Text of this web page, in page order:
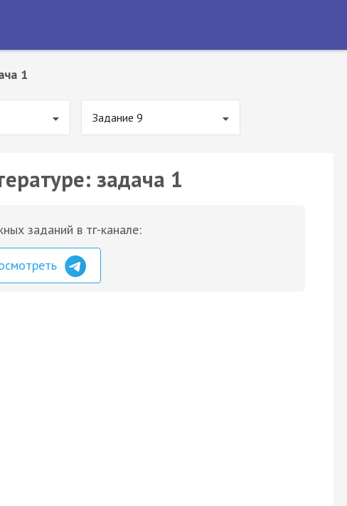
1
Задание 9
задача 1
заданий в тг-канале: